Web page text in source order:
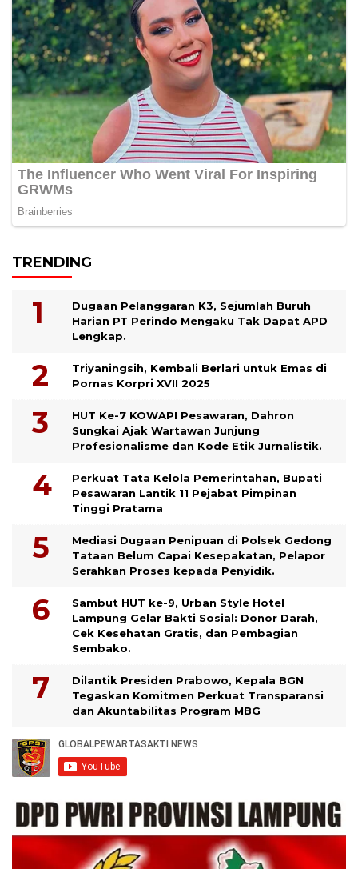
TRENDING
Dugaan Pelanggaran K3, Sejumlah Buruh
Harian PT Perindo Mengaku Tak Dapat APD
Lengkap.
Triyaningsih, Kembali Berlari untuk Emas di
Pornas Korpri XVII 2025
HUT Ke-7 KOWAPI Pesawaran, Dahron
Sungkai Ajak Wartawan Junjung
Profesionalisme dan Kode Etik Jurnalistik.
Perkuat Tata Kelola Pemerintahan, Bupati
Pesawaran Lantik 11 Pejabat Pimpinan
Tinggi Pratama
Mediasi Dugaan Penipuan di Polsek Gedong
Tataan Belum Capai Kesepakatan, Pelapor
Serahkan Proses kepada Penyidik.
Sambut HUT ke-9, Urban Style Hotel
Lampung Gelar Bakti Sosial: Donor Darah,
Cek Kesehatan Gratis, dan Pembagian
Sembako.
Dilantik Presiden Prabowo, Kepala BGN
Tegaskan Komitmen Perkuat Transparansi
dan Akuntabilitas Program MBG